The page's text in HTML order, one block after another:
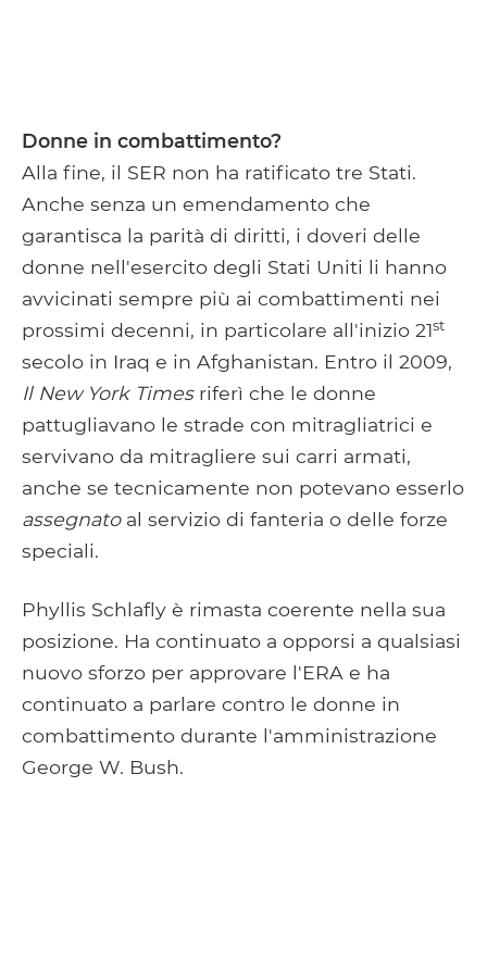
Donne in combattimento?
Alla fine, il SER non ha ratificato tre Stati.
Anche senza un emendamento che
garantisca la parità di diritti, i doveri delle
donne nell'esercito degli Stati Uniti li hanno
avvicinati sempre più ai combattimenti nei
prossimi decenni, in particolare all'inizio 21st
secolo in Iraq e in Afghanistan. Entro il 2009,
Il New York Timesriferì che le donne
pattugliavano le strade con mitragliatrici e
servivano da mitragliere sui carri armati,
anche se tecnicamente non potevano esserlo
assegnatoal servizio di fanteria o delle forze
speciali.
Phyllis Schlafly è rimasta coerente nella sua
posizione. Ha continuato a opporsi a qualsiasi
nuovo sforzo per approvare l'ERA e ha
continuato a parlare contro le donne in
combattimento durante l'amministrazione
George W. Bush.